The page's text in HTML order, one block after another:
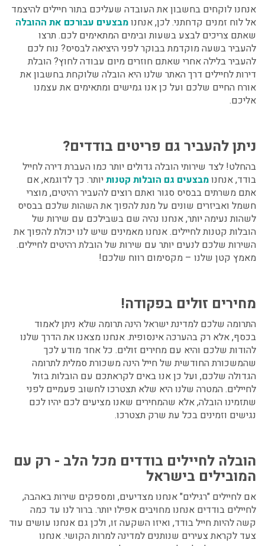
אנחנו לוקחים בחשבון את העובדה שעליכם בתור חיילים להיצמד
אל לוח זמנים קדחתני. לכן, אנחנומבצעים עבורכם את ההובלה
שאתם צריכים לבצע בשעות ובימים המתאימים לכם. תרצו
להעביר בשעה מוקדמת בבוקר לפני היציאה לבסיס? נוח לכם
להעביר בלילה אחרי שאתם חוזרים מיום עבודה לחוץ? הובלת
דירות לחיילים דרך האתר שלנו היא הובלה שלוקחת בחשבון את
אורח החיים שלכם ועל כן אנו גמישים ומתאימים את עצמנו
אליכם.
ניתן להעביר גם פריטים בודדים?
בהחלט! לצד שירותי הובלה גדולים יותר כמו העברת דירה לחייל
בודד, אנחנומבצעים גם הובלות קטנותיותר. כך לדוגמא, אם
אתם משרתים בבסיס סגור ואתם רוצים להעביר רהיטים, מוצרי
חשמל ואביזרים שונים על מנת להפוך את השהות שלכם בבסיס
לשהות נעימה יותר, אנחנו נהיה שם בשבילכם עם שירות של
הובלות קטנות לחיילים. אנחנו מאמינים שיש לנו יכולת להפוך את
השירות שלכם לנעים יותר עם שירות של הובלת רהיטים לחיילים.
מאמץ קטן שלנו – מקסימום רווח שלכם!
מחירים זולים בפקודה!
התרומה שלכם למדינת ישראל הינה תרומה שלא ניתן לאמוד
בכסף, אלא רק בהערכה אינסופית. אנחנו מצאנו את הדרך שלנו
להודות שלכם והיא עם מחירים זולים. כל אחד מודע לכך
שהמשכורת החודשית של חייל הינה משכורת סמלית לתרומה
הגדולה שלכם, ועל כן אנו באים לקראתכם עם הובלות בזול
לחיילים. המטרה שלנו היא שלא תצטרכו לחשוב פעמיים לפני
שתזמינו הובלה, אלא שהמחירים שאנו מציעים לכם יהיו לכם
נגישים וזמינים בכל עת שרק תצטרכו.
הובלה לחיילים בודדים מכל הלב - רק עם
המובילים בישראל
אם לחיילים "רגילים" אנחנו מצדיעים, ומספקים שירות באהבה,
לחיילים בודדים אנחנו מחויבים אפילו יותר. ברור לנו עד כמה
קשה להיות חייל בודד, ואיזו השקעה זו, ולכן גם אנחנו עושים עוד
צעד לקראת צעירים שנותנים למדינה למרות הקושי. אנחנו